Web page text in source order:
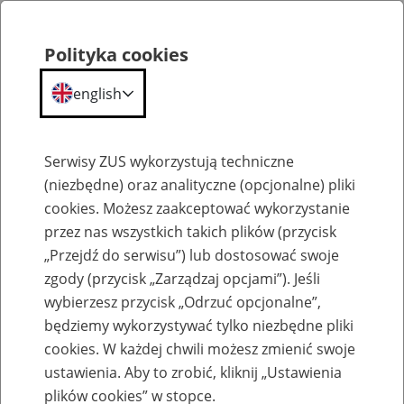
Szkolenia
Zaproś ZUS do siebie: Aktywni 50+
Polityka cookies
english
Serwisy ZUS wykorzystują techniczne
(niezbędne) oraz analityczne (opcjonalne) pliki
cookies. Możesz zaakceptować wykorzystanie
przez nas wszystkich takich plików (przycisk
„Przejdź do serwisu”) lub dostosować swoje
zgody (przycisk „Zarządzaj opcjami”). Jeśli
wybierzesz przycisk „Odrzuć opcjonalne”,
będziemy wykorzystywać tylko niezbędne pliki
cookies. W każdej chwili możesz zmienić swoje
ustawienia. Aby to zrobić, kliknij „Ustawienia
plików cookies” w stopce.